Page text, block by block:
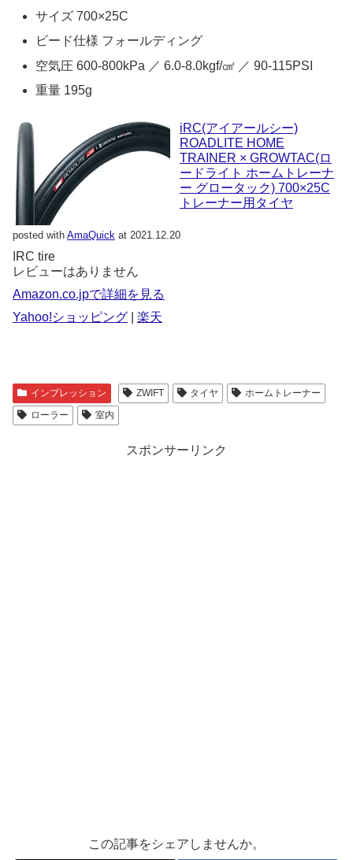
サイズ 700×25C
ビード仕様 フォールディング
空気圧 600-800kPa ／ 6.0-8.0kgf/㎤ ／ 90-115PSI
重量 195g
iRC(アイアールシー)
ROADLITE HOME
TRAINER × GROWTAC(ロ
ードライト ホームトレーナ
ー グロータック) 700×25C
トレーナー用タイヤ
posted with AmaQuick at 2021.12.20
IRC tire
レビューはありません
Amazon.co.jpで詳細を見る
Yahoo!ショッピング
楽天
インプレッション ZWIFT タイヤ
ホームトレーナー
ローラー
室内
スポンサーリンク
この記事をシェアしませんか。